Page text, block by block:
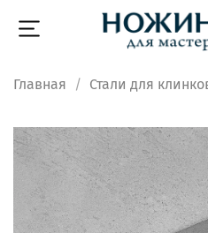
Главная Стали для